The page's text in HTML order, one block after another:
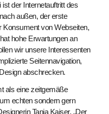
der Internetauftritt des
außen, der erste
Konsument von Webseiten,
hohe Erwartungen an
wir unsere Interessenten
Seitennavigation,
abschrecken.
als eine zeitgemäße
echten sondern gern
Tanja Kaiser. „Der